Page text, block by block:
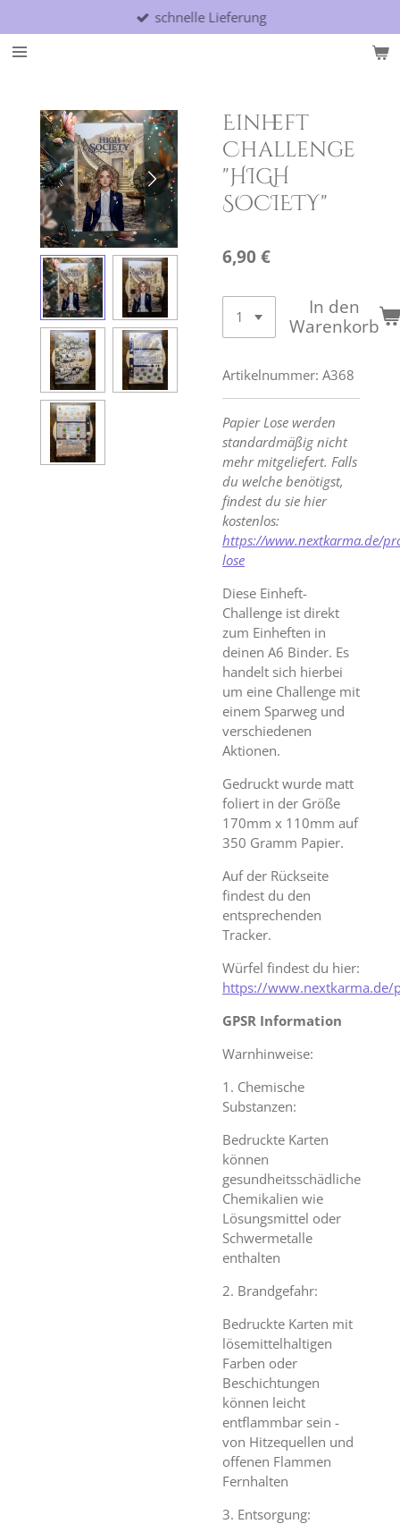
Hauptinhalt
springen
schnelle Lieferung
Einheft
Challenge
"HIGH
SOCIETY"
6,90 €
In den
Warenkorb
Artikelnummer: A368
Papier Lose werden
standardmäßig nicht
mehr mitgeliefert. Falls
du welche benötigst,
findest du sie hier
kostenlos:
https://www.nextkarma.de/
lose
Diese Einheft-
Challenge ist direkt
zum Einheften in
deinen A6 Binder. Es
handelt sich hierbei
um eine Challenge mit
einem Sparweg und
verschiedenen
Aktionen.
Gedruckt wurde matt
foliert in der Größe
170mm x 110mm auf
350 Gramm Papier.
Auf der Rückseite
findest du den
entsprechenden
Tracker.
Würfel findest du hier:
https://
GPSR Information
Warnhinweise:
1. Chemische
Substanzen:
Bedruckte Karten
können
gesundheitsschädliche
Chemikalien wie
Lösungsmittel oder
Schwermetalle
enthalten
2. Brandgefahr:
Bedruckte Karten mit
lösemittelhaltigen
Farben oder
Beschichtungen
können leicht
entflammbar sein -
von Hitzequellen und
offenen Flammen
Fernhalten
3. Entsorgung: